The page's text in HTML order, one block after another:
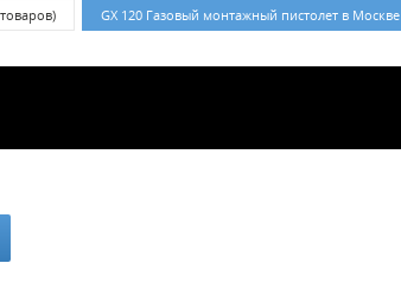
GX 120 Газовый монтажный пистолет в Москве